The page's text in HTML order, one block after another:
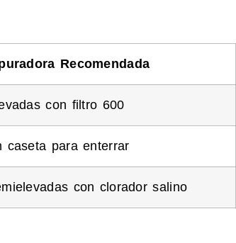
Recomendada
con filtro 600
caseta para enterrar
con clorador salino